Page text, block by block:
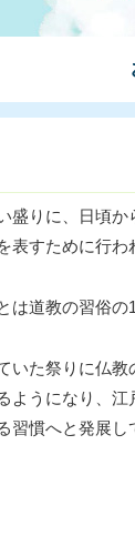
盛りに、日頃
表すために行
は道教の習俗の
いた祭りに仏
ようになり、
習慣へと発展し